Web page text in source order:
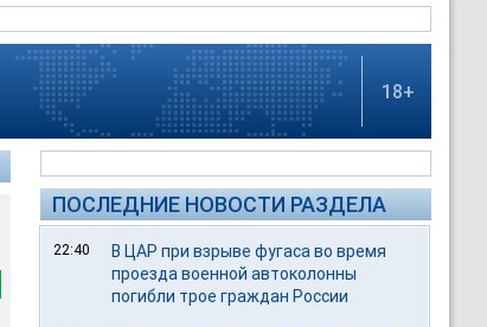
18+
ПОСЛЕДНИЕ НОВОСТИ РАЗДЕЛА
22:40
В ЦАР при взрыве фугаса во время
проезда военной автоколонны
погибли трое граждан России